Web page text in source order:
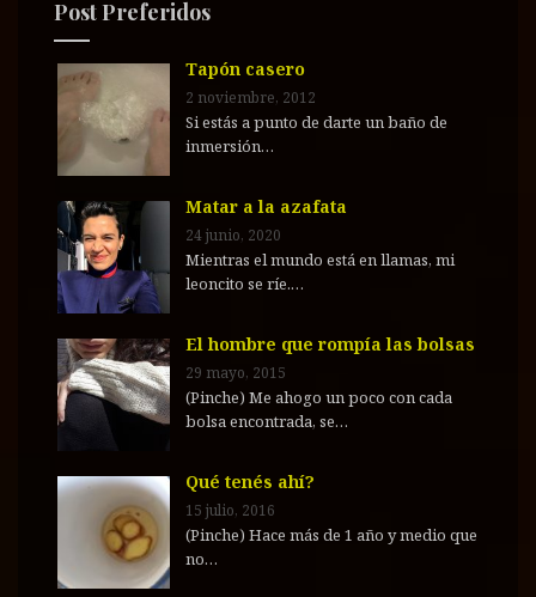
Post Preferidos
Tapón casero
2 noviembre, 2012
Si estás a punto de darte un baño de
inmersión…
Matar a la azafata
24 junio, 2020
Mientras el mundo está en llamas, mi
leoncito se ríe.…
El hombre que rompía las bolsas
29 mayo, 2015
(Pinche) Me ahogo un poco con cada
bolsa encontrada, se…
Qué tenés ahí?
15 julio, 2016
(Pinche) Hace más de 1 año y medio que
no…